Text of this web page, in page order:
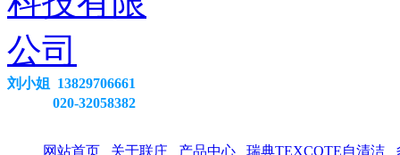
刘小姐 13829706661
020-32058382
网站首页 关于联庄 产品中心 瑞典TEXCOTE自清洁